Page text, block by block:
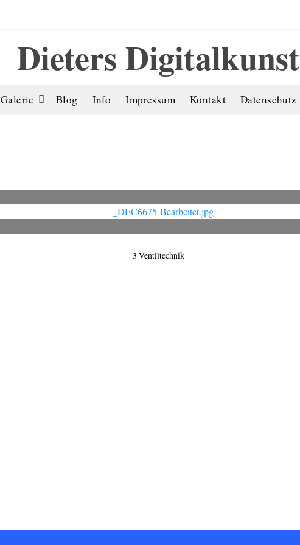
Dieters Digitalkunst
3 Ventiltechnik
Galerie Blog Info Impressum Kontakt Datenschutz